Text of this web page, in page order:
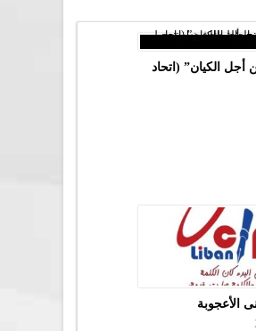
أجل الكيان” (اتحاد
الأعجوبة